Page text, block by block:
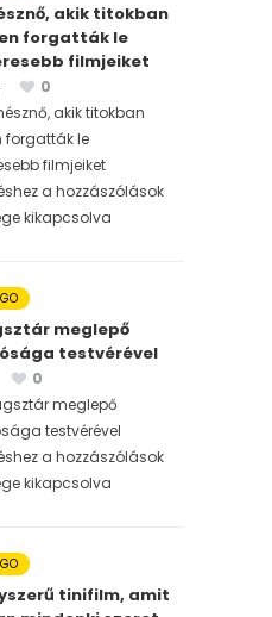
akik titokban
forgatták le
filmjeiket
0
akik titokban
forgatták le
filmjeiket
a hozzászólások
kikapcsolva
meglepő
testvérével
0
meglepő
testvérével
a hozzászólások
kikapcsolva
tinifilm, amit